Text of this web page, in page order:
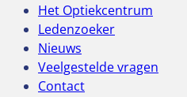
Het Optiekcentrum
Ledenzoeker
Nieuws
Veelgestelde vragen
Contact